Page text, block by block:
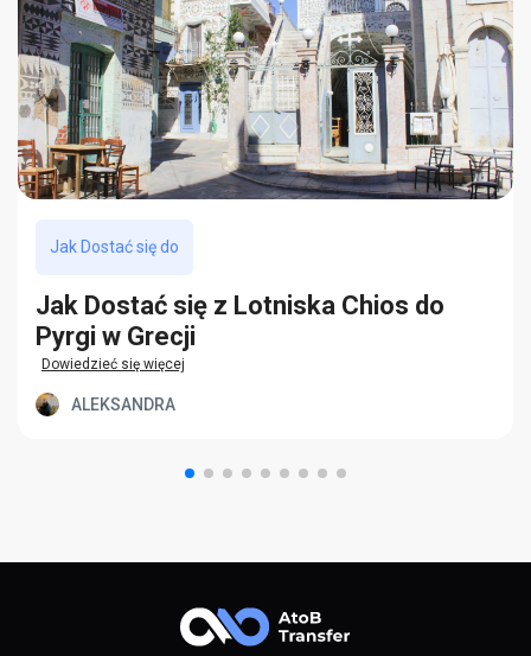
Jak Dostać się do
Jak Dostać się z Lotniska Chios do
Pyrgi w Grecji
Dowiedzieć się więcej
ALEKSANDRA